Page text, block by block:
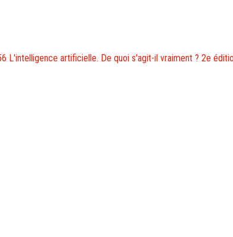
L'intelligence artificielle. De quoi s'agit-il vraiment ? 2e